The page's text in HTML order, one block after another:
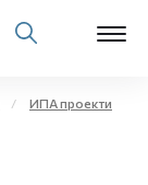
ИПА проекти